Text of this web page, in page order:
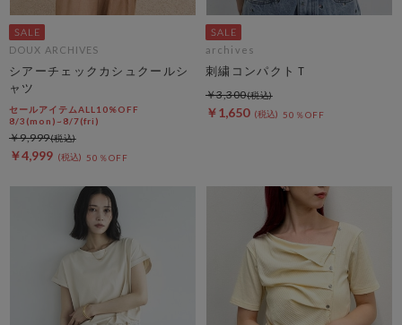
DOUX ARCHIVES
シアーチェックカシュクールシ
ャツ
セールアイテムALL10%OFF
8/3(mon)~8/7(fri)
￥4,999 50％OFF
￥9,999
archives
刺繍コンパクトＴ
￥1,650 50％OFF
￥3,300